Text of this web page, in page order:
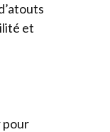
et
pour